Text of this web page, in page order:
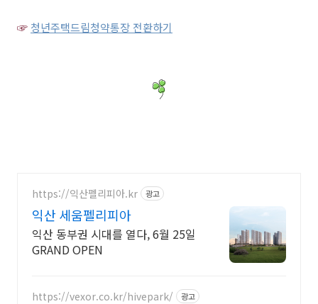
☞ 청년주택드림청약통장 전환하기
https://익산펠리피아.kr 광고
익산 세움펠리피아
익산 동부권 시대를 열다, 6월 25일
GRAND OPEN
https://vexor.co.kr/hivepark/ 광고